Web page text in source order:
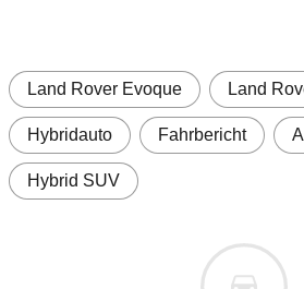
Land Rover Evoque Land
Hybridauto Fahrbericht
Hybrid SUV